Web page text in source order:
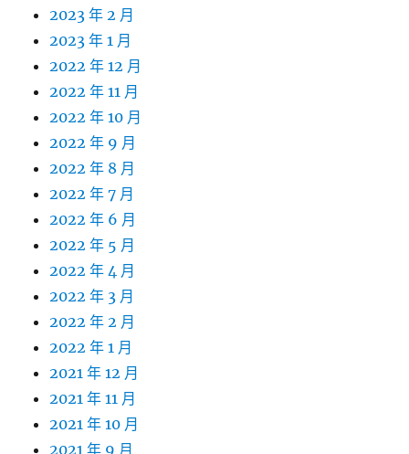
2023 年 2 月
2023 年 1 月
2022 年 12 月
2022 年 11 月
2022 年 10 月
2022 年 9 月
2022 年 8 月
2022 年 7 月
2022 年 6 月
2022 年 5 月
2022 年 4 月
2022 年 3 月
2022 年 2 月
2022 年 1 月
2021 年 12 月
2021 年 11 月
2021 年 10 月
2021 年 9 月